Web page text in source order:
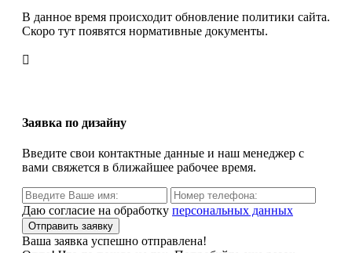
В данное время происходит обновление политики сайта.
Скоро тут появятся нормативные документы.

Заявка по дизайну
Введите свои контактные данные и наш менеджер с
вами свяжется в ближайшее рабочее время.
Даю согласие на обработку персональных данных
Ваша заявка успешно отправлена!